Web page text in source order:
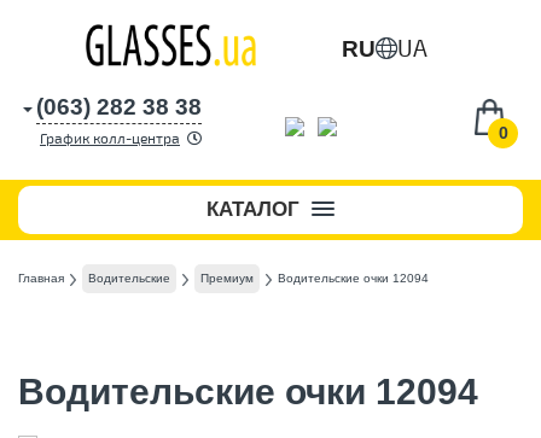
RU UA
0
(063) 282 38 38
График колл-центра
КАТАЛОГ
Главная Водительские Премиум Водительские очки 12094
Водительские очки 12094